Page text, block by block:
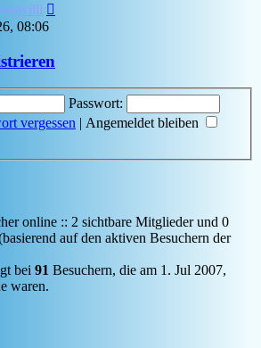
08:06
Passwort:
vergessen | Angemeldet bleiben
online :: 2 sichtbare Mitglieder und 0
auf den aktiven Besuchern der
bei 91 Besuchern, die am 1. Jul 2007,
waren.